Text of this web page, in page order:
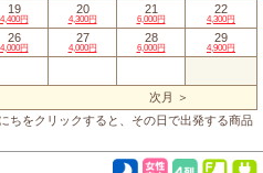
19
4,400円
20
4,300円
21
6,000円
22
4,300円
26
4,000円
27
4,000円
28
6,000円
29
4,900円
次月 ＞
ちをクリックすると、その日で出発する商品